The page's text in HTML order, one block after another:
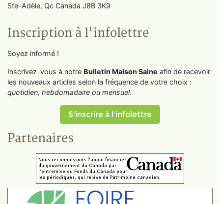
Ste-Adèle, Qc Canada J8B 3K9
Inscription à l'infolettre
Soyez informé !
Inscrivez-vous à notre Bulletin Maison Saine afin de recevoir
les nouveaux articles selon la fréquence de votre choix :
quotidien, hebdomadaire ou mensuel.
S'inscrire à l'infolettre
Partenaires